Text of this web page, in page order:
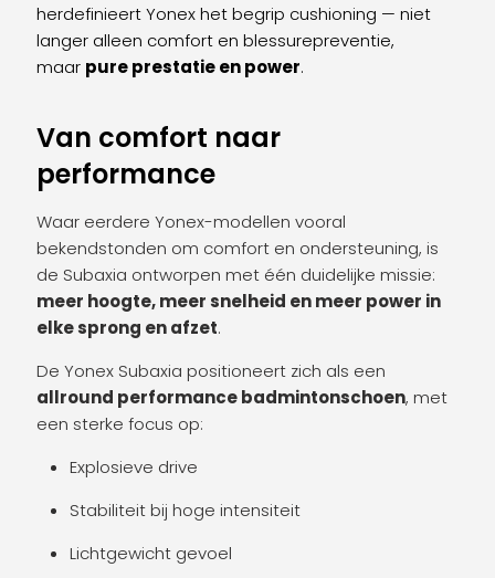
herdefinieert Yonex het begrip cushioning — niet
langer alleen comfort en blessurepreventie,
maar pure prestatie en power.
Van comfort naar
performance
Waar eerdere Yonex-modellen vooral
bekendstonden om comfort en ondersteuning, is
de Subaxia ontworpen met één duidelijke missie:
meer hoogte, meer snelheid en meer power in
elke sprong en afzet.
De Yonex Subaxia positioneert zich als een
allround performance badmintonschoen, met
een sterke focus op:
Explosieve drive
Stabiliteit bij hoge intensiteit
Lichtgewicht gevoel